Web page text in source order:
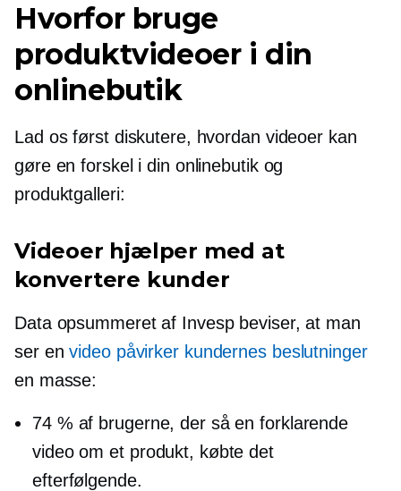
Hvorfor bruge
produktvideoer i din
onlinebutik
Lad os først diskutere, hvordan videoer kan
gøre en forskel i din onlinebutik og
produktgalleri:
Videoer hjælper med at
konvertere kunder
Data opsummeret af Invesp beviser, at man
ser envideo påvirker kundernes beslutninger
en masse:
74 % af brugerne, der så en forklarende
video om et produkt, købte det
efterfølgende.